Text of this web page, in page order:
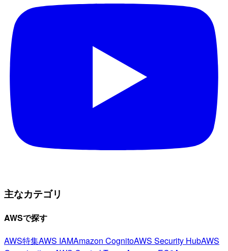
主なカテゴリ
AWSで探す
AWS特集AWS IAMAmazon CognitoAWS Security HubAWS